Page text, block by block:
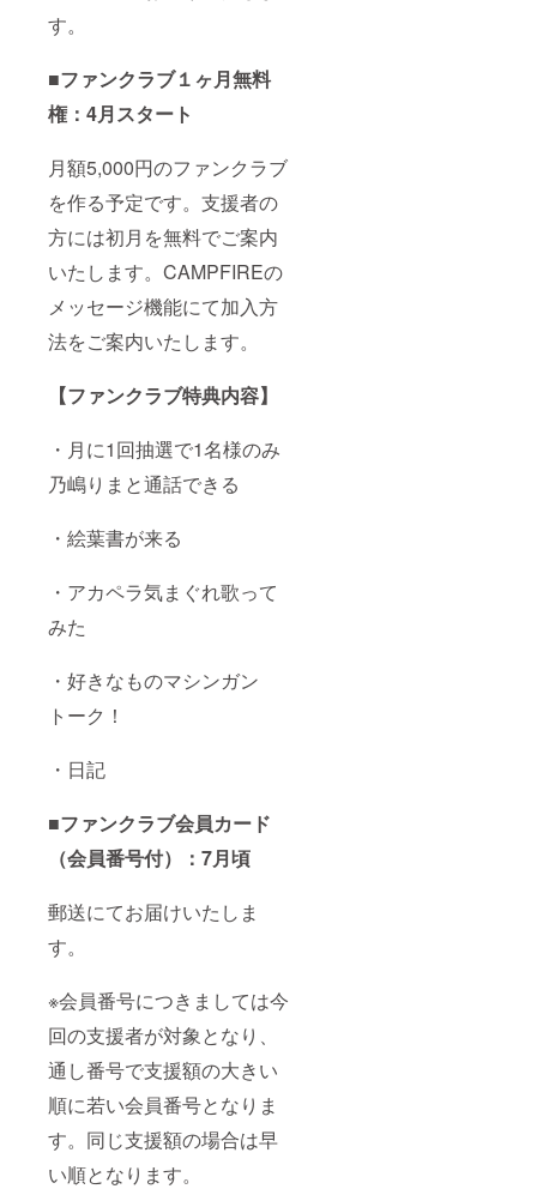
す。
■ファンクラブ１ヶ月無料
権：4月スタート
月額5,000円のファンクラブ
を作る予定です。支援者の
方には初月を無料でご案内
いたします。CAMPFIREの
メッセージ機能にて加入方
法をご案内いたします。
【ファンクラブ特典内容】
・月に1回抽選で1名様のみ
乃嶋りまと通話できる
・絵葉書が来る
・アカペラ気まぐれ歌って
みた
・好きなものマシンガン
トーク！
・日記
■ファンクラブ会員カード
（会員番号付）：7月頃
郵送にてお届けいたしま
す。
※会員番号につきましては今
回の支援者が対象となり、
通し番号で支援額の大きい
順に若い会員番号となりま
す。同じ支援額の場合は早
い順となります。